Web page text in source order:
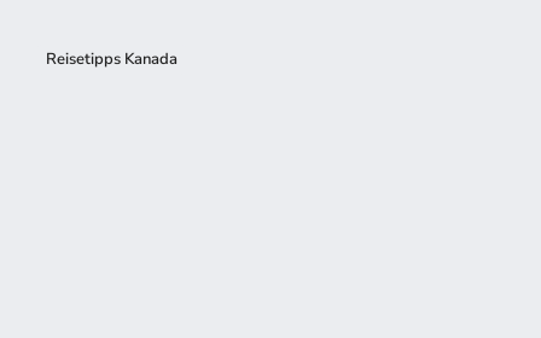
Reisetipps Kanada